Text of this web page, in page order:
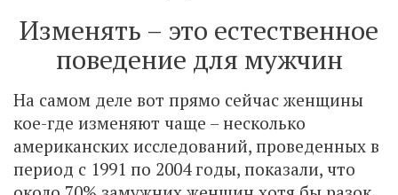
Изменять – это естественное
поведение для мужчин
На самом деле вот прямо сейчас женщины
кое-где изменяют чаще – несколько
американских исследований, проведенных в
период с 1991 по 2004 годы, показали, что